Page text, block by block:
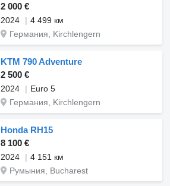
2 000 €
2024
4 499 км
Германия, Kirchlengern
KTM 790 Adventure
2 500 €
2024
Euro 5
Германия, Kirchlengern
Honda RH15
8 100 €
2024
4 151 км
Румыния, Bucharest